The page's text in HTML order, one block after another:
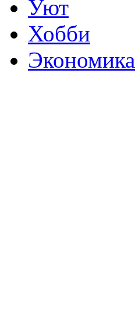
Уют
Хобби
Экономика